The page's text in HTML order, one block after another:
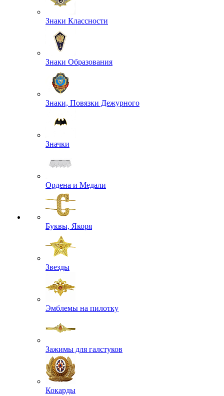
Знаки Классности
Знаки Образования
Знаки, Повязки Дежурного
Значки
Ордена и Медали
Буквы, Якоря
Звезды
Эмблемы на пилотку
Зажимы для галстуков
Кокарды